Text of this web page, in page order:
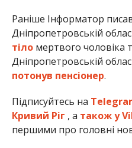
Раніше Інформатор
Дніпропетровській
тіломертвого чоловіка
Дніпропетровській
потонув пенсіонер.
Підписуйтесь на
Кривий Ріг , а також у
першими про головні